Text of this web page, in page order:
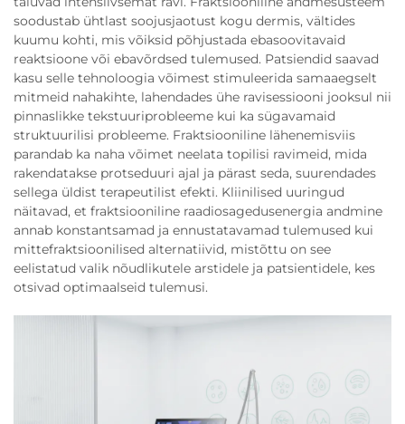
soodustab ühtlast soojusjaotust kogu dermis, vältides
kuumu kohti, mis võiksid põhjustada ebasoovitavaid
reaktsioone või ebavõrdsed tulemused. Patsiendid saavad
kasu selle tehnoloogia võimest stimuleerida samaaegselt
mitmeid nahakihte, lahendades ühe ravisessiooni jooksul nii
pinnaslikke tekstuuriprobleeme kui ka sügavamaid
struktuurilisi probleeme. Fraktsiooniline lähenemisviis
parandab ka naha võimet neelata topilisi ravimeid, mida
rakendatakse protseduuri ajal ja pärast seda, suurendades
sellega üldist terapeutilist efekti. Kliinilised uuringud
näitavad, et fraktsiooniline raadiosagedusenergia andmine
annab konstantsamad ja ennustatavamad tulemused kui
mittefraktsioonilised alternatiivid, mistõttu on see
eelistatud valik nõudlikutele arstidele ja patsientidele, kes
otsivad optimaalseid tulemusi.